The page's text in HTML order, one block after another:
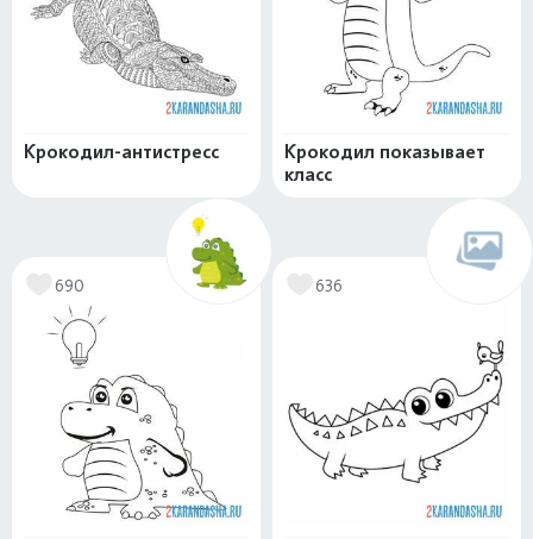
Крокодил-антистресс
Крокодил показывает
класс
690 636